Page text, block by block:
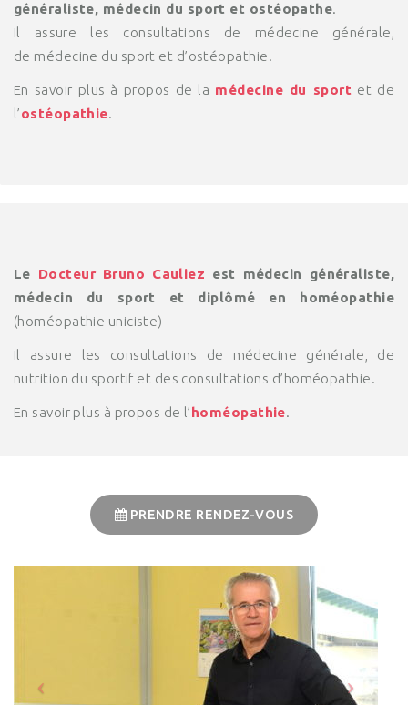
généraliste, médecin du sport et ostéopathe.
Il assure les consultations de médecine générale,
de médecine du sport et d’ostéopathie.
En savoir plus à propos de la médecine du sport et de
l’ostéopathie.
Le Docteur Bruno Cauliez est médecin généraliste,
médecin du sport et diplômé en homéopathie
(homéopathie uniciste)
Il assure les consultations de médecine générale, de
nutrition du sportif et des consultations d’homéopathie.
En savoir plus à propos de l’homéopathie.
PRENDRE RENDEZ-VOUS